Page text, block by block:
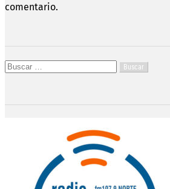
comentario.
Buscar: